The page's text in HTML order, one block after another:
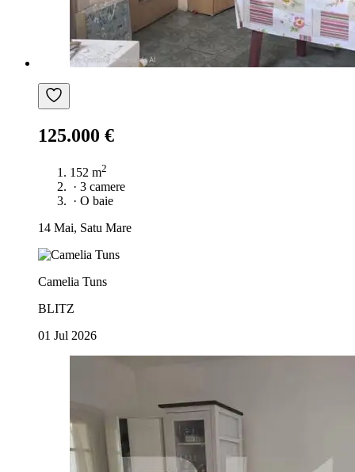
125.000 €
152 m2
· 3 camere
· O baie
14 Mai, Satu Mare
Camelia Tuns
BLITZ
01 Jul 2026